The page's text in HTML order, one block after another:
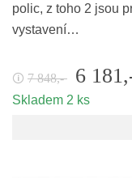
polic, z toho 2 jsou
vystavení…
🛈 7 848,- 6
Skladem 2 ks